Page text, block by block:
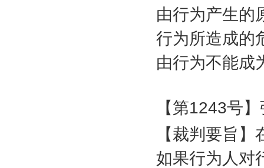
由行为产生的
行为所造成的
由行为不能成
【第1243号】
【裁判要旨
如果行为人对